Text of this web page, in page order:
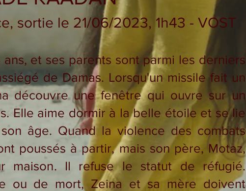
sortie le 21/06/2023, 1h43 - VOST
et ses parents sont parmi les derniers
de Damas. Lorsqu'un missile fait un
découvre une fenêtre qui ouvre sur un
Elle aime dormir à la belle étoile et se lie
âge. Quand la violence des combats
poussés à partir, mais son père, Motaz,
maison. Il refuse le statut de réfugié.
ou de mort, Zeina et sa mère doivent